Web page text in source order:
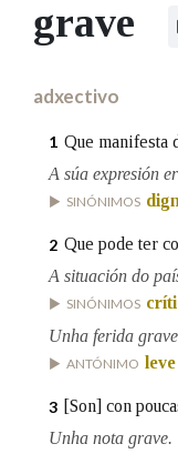
Facebook
TwitterYoutube
BUSCAR NOS
Remata por
Contén
BUSCAR NO
grave
adxectivo
1 Que manifesta
A súa expresión
SINÓNIMOS
2 Que pode ter
A situación do
SINÓNIMOS
Unha ferida
ANTÓNIMO leve
3 [Son] con
Unha nota grave.